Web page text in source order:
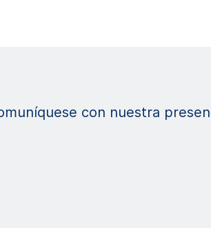
con nuestra